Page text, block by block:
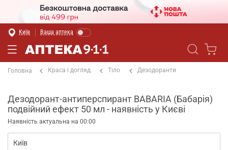
Київ Ваша аптека
Головна Краса і догляд Тіло Дезодоранти
Дезодорант-антиперспирант BABARIA (Бабарія)
подвійний ефект 50 мл - наявність у Києві
Наявність актуальна на 00:00